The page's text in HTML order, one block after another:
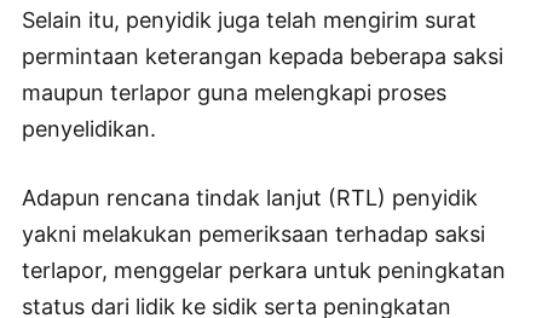
Selain itu, penyidik juga telah mengirim surat
permintaan keterangan kepada beberapa saksi
maupun terlapor guna melengkapi proses
penyelidikan.
Adapun rencana tindak lanjut (RTL) penyidik
yakni melakukan pemeriksaan terhadap saksi
terlapor, menggelar perkara untuk peningkatan
status dari lidik ke sidik serta peningkatan